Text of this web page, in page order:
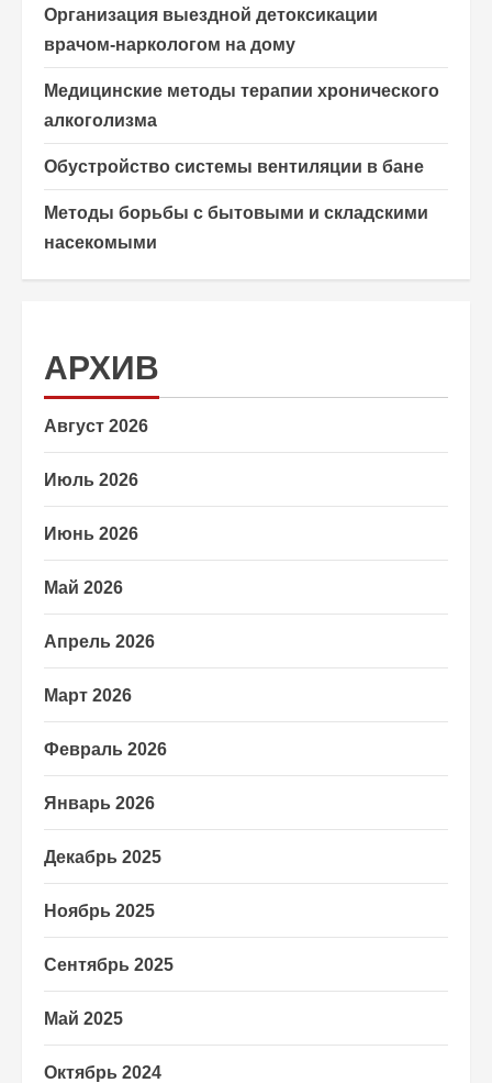
Организация выездной детоксикации
врачом-наркологом на дому
Медицинские методы терапии хронического
алкоголизма
Обустройство системы вентиляции в бане
Методы борьбы с бытовыми и складскими
насекомыми
АРХИВ
Август 2026
Июль 2026
Июнь 2026
Май 2026
Апрель 2026
Март 2026
Февраль 2026
Январь 2026
Декабрь 2025
Ноябрь 2025
Сентябрь 2025
Май 2025
Октябрь 2024